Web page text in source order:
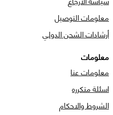
معلومات التوصيل
أرشادات الشحن الدولي
معلومات
معلومات عنا
اسئلة متكرره
الشروط والاحكام